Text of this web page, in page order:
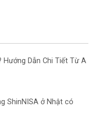
Hướng Dẫn Chi Tiết Từ A
ShinNISA ở Nhật có